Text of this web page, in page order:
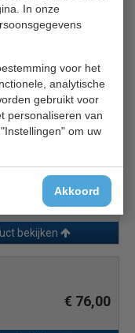
In onze
voor het
analytische
gebruikt voor
personaliseren van
om uw
Akkoord
€ 20,00
bekijken
€ 95,00
bekijken
€ 76,00